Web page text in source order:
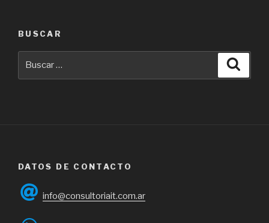
BUSCAR
DATOS DE CONTACTO
info@consultoriait.com.ar